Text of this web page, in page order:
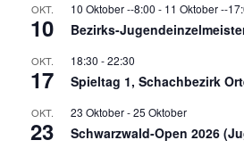
OKT.
10
10 Oktober --8:00 - 11 Oktober --
Bezirks-
OKT.
17
18:30 -22:30
Spieltag 1, Schachbezirk
OKT.
23
23 Oktober-25 Oktober
Schwarzwald-Open 2026